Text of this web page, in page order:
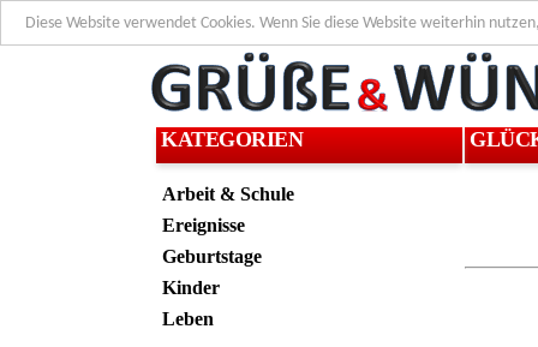
Diese Website verwendet Cookies. Wenn Sie diese Website weiterhin
KATEGORIEN
Arbeit & Schule
Ereignisse
Geburtstage
Kinder
Leben